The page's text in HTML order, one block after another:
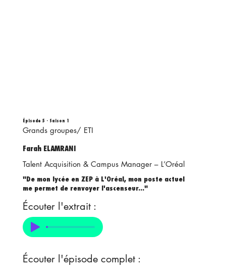
Épisode 5 - Saison 1
Grands groupes/ ETI
Farah ELAMRANI
Talent Acquisition & Campus Manager – L’Oréal
"De mon lycée en ZEP à L'Oréal, mon poste actuel
me permet de renvoyer l'ascenseur..."
Écouter l'extrait :
Écouter l'épisode complet :